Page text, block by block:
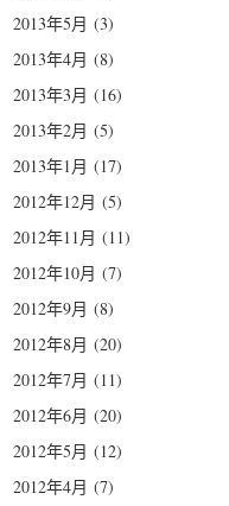
2013年5月 (3)
2013年4月 (8)
2013年3月 (16)
2013年2月 (5)
2013年1月 (17)
2012年12月 (5)
2012年11月 (11)
2012年10月 (7)
2012年9月 (8)
2012年8月 (20)
2012年7月 (11)
2012年6月 (20)
2012年5月 (12)
2012年4月 (7)